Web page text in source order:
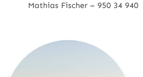
Mathias Fischer – 950 34 940